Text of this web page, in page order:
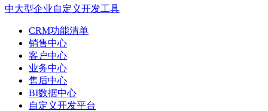
中大型企业自定义开发工具
CRM功能清单
销售中心
客户中心
业务中心
售后中心
BI数据中心
自定义开发平台